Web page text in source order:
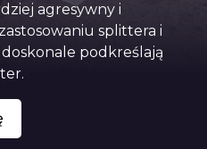
agresywny i
splittera i
podkreślają